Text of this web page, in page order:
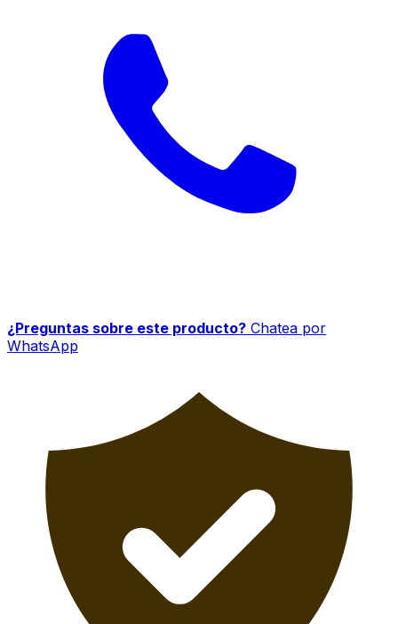
¿Preguntas sobre este producto? Chatea por
WhatsApp